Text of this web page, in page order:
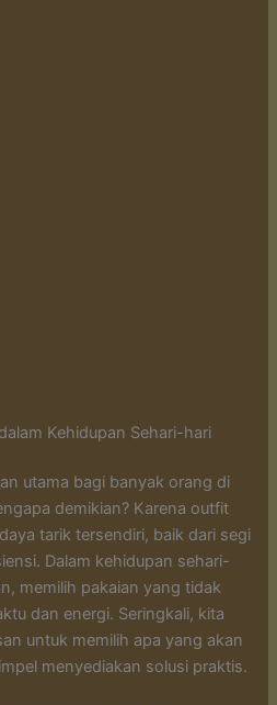
Kehidupan Sehari-hari
utama bagi banyak orang di
demikian? Karena outfit
tarik tersendiri, baik dari segi
Dalam kehidupan sehari-
memilih pakaian yang tidak
dan energi. Seringkali, kita
untuk memilih apa yang akan
menyediakan solusi praktis.